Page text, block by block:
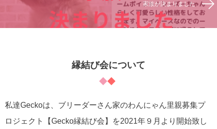
家族が決まりました
縁結び会について
私達Geckoは、ブリーダーさん家のわんにゃん里親募集プ
ロジェクト【Gecko縁結び会】を2021年９月より開始致し